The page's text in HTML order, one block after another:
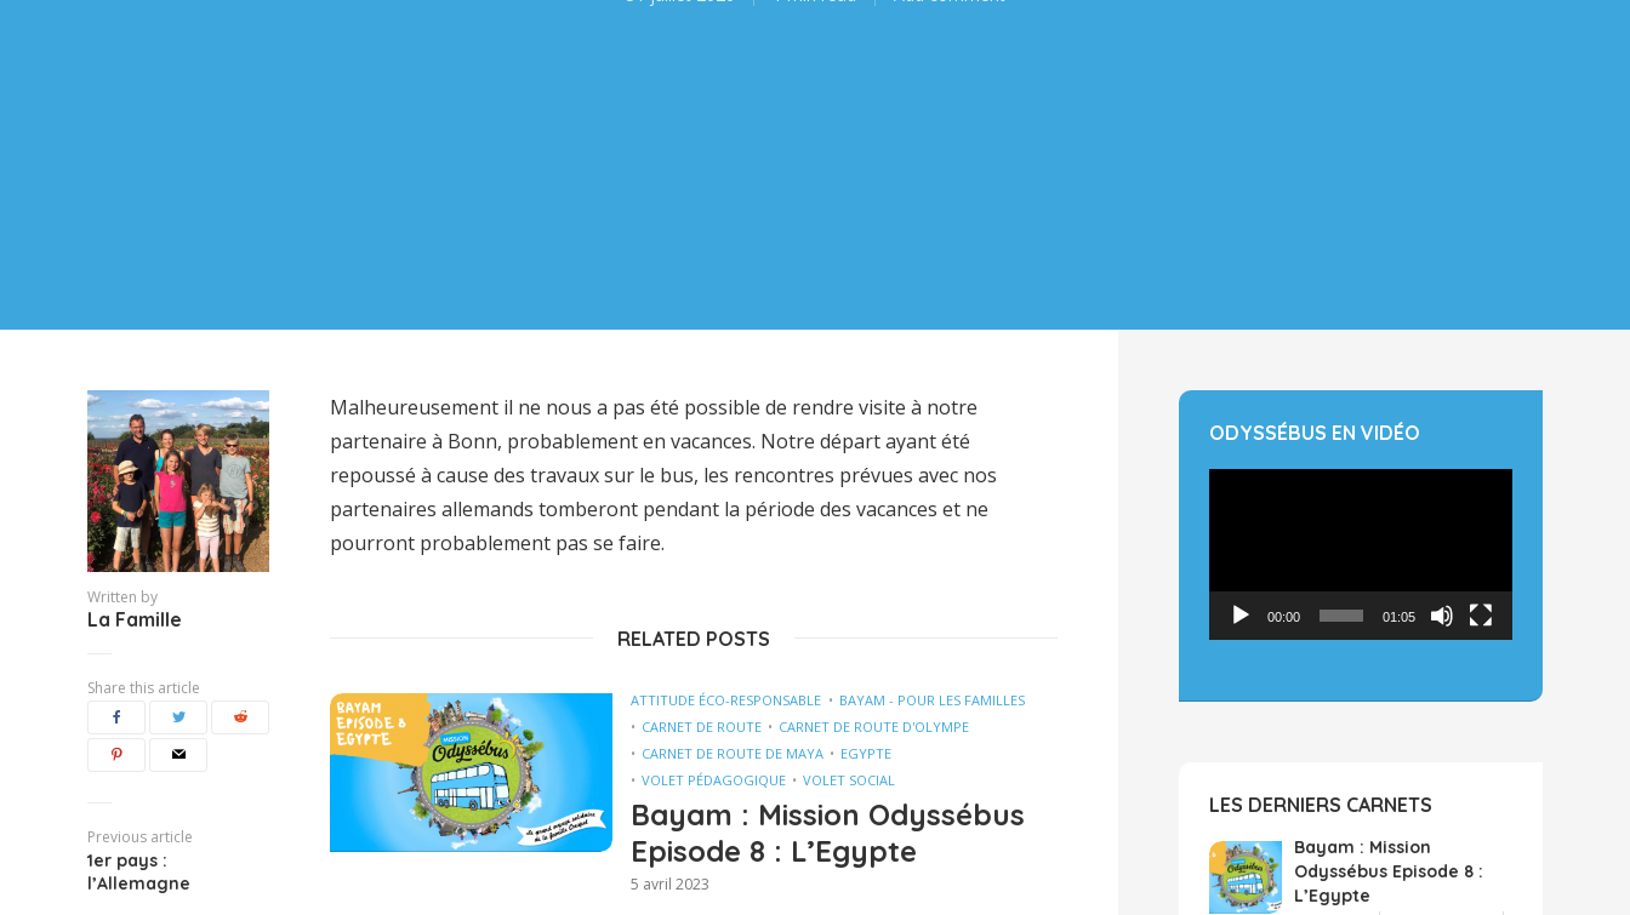
Written by
La Famille
Share this article
Previous article
1er pays :
l’Allemagne
Malheureusement il ne nous a pas été possible de rendre visite à notre
partenaire à Bonn, probablement en vacances. Notre départ ayant été
repoussé à cause des travaux sur le bus, les rencontres prévues avec nos
partenaires allemands tomberont pendant la période des vacances et ne
pourront probablement pas se faire.
RELATED POSTS
ATTITUDE ÉCO-RESPONSABLE
BAYAM - POUR LES FAMILLES
CARNET DE ROUTE
CARNET DE ROUTE D'OLYMPE
CARNET DE ROUTE DE MAYA
EGYPTE
VOLET PÉDAGOGIQUE
VOLET SOCIAL
Bayam : Mission Odyssébus
Episode 8 : L’Egypte
5 avril 2023
ODYSSÉBUS EN VIDÉO
00:00 01:05
LES DERNIERS CARNETS
Bayam : Mission
Odyssébus Episode 8 :
L’Egypte